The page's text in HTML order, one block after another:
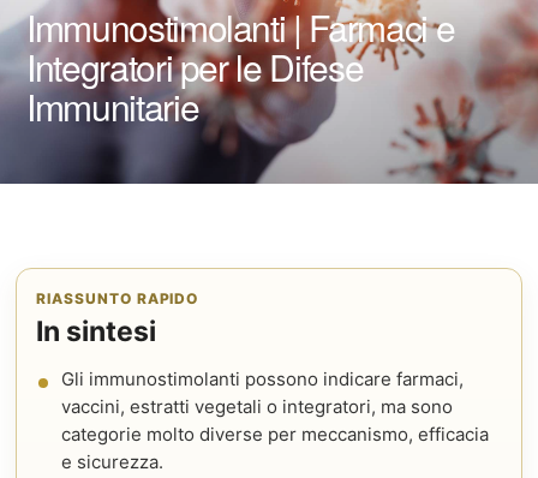
Immunostimolanti | Farmaci e
Integratori per le Difese
Immunitarie
RIASSUNTO RAPIDO
In sintesi
Gli immunostimolanti possono indicare farmaci,
vaccini, estratti vegetali o integratori, ma sono
categorie molto diverse per meccanismo, efficacia
e sicurezza.